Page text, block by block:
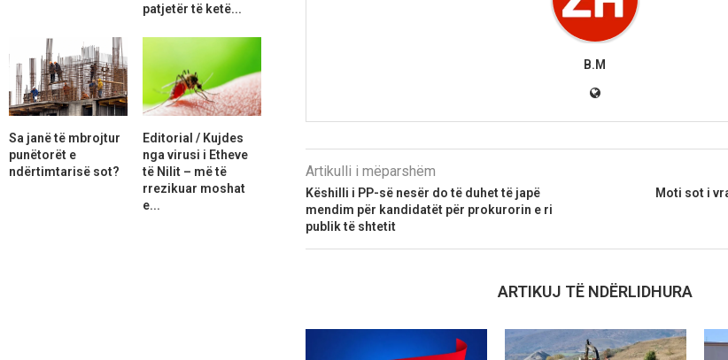
B.M
Artikulli i mëparshëm
Këshilli i PP-së nesër do të duhet të japë
mendim për kandidatët për prokurorin e ri
publik të shtetit
Moti sot i
ARTIKUJ TË NDËRLIDHURA
patjetër të ketë...
Sa janë të mbrojtur
punëtorët e
ndërtimtarisë sot?
Editorial / Kujdes
nga virusi i Etheve
të Nilit – më të
rrezikuar moshat
e...